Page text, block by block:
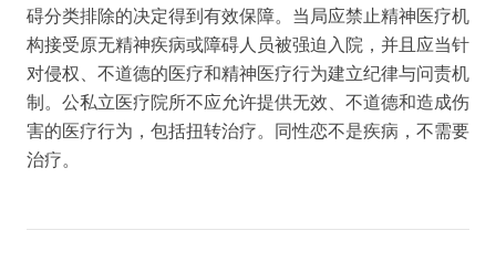
碍分类排除的决定得到有效保障。当局应禁止精神医疗机
构接受原无精神疾病或障碍人员被强迫入院，并且应当针
对侵权、不道德的医疗和精神医疗行为建立纪律与问责机
制。公私立医疗院所不应允许提供无效、不道德和造成伤
害的医疗行为，包括扭转治疗。同性恋不是疾病，不需要
治疗。